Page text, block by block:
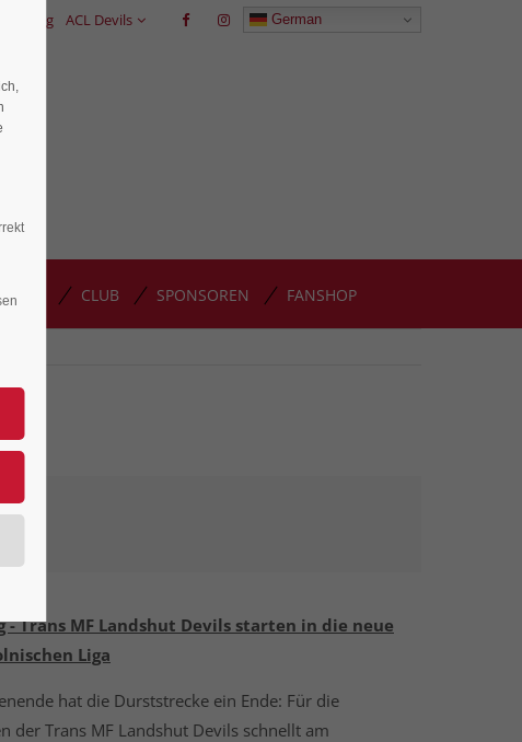
ACL Devils German
SGP CLUB SPONSOREN FANSHOP
- Trans MF Landshut Devils starten in die neue
Liga
hat die Durststrecke ein Ende: Für die
der Trans MF Landshut Devils schnellt am